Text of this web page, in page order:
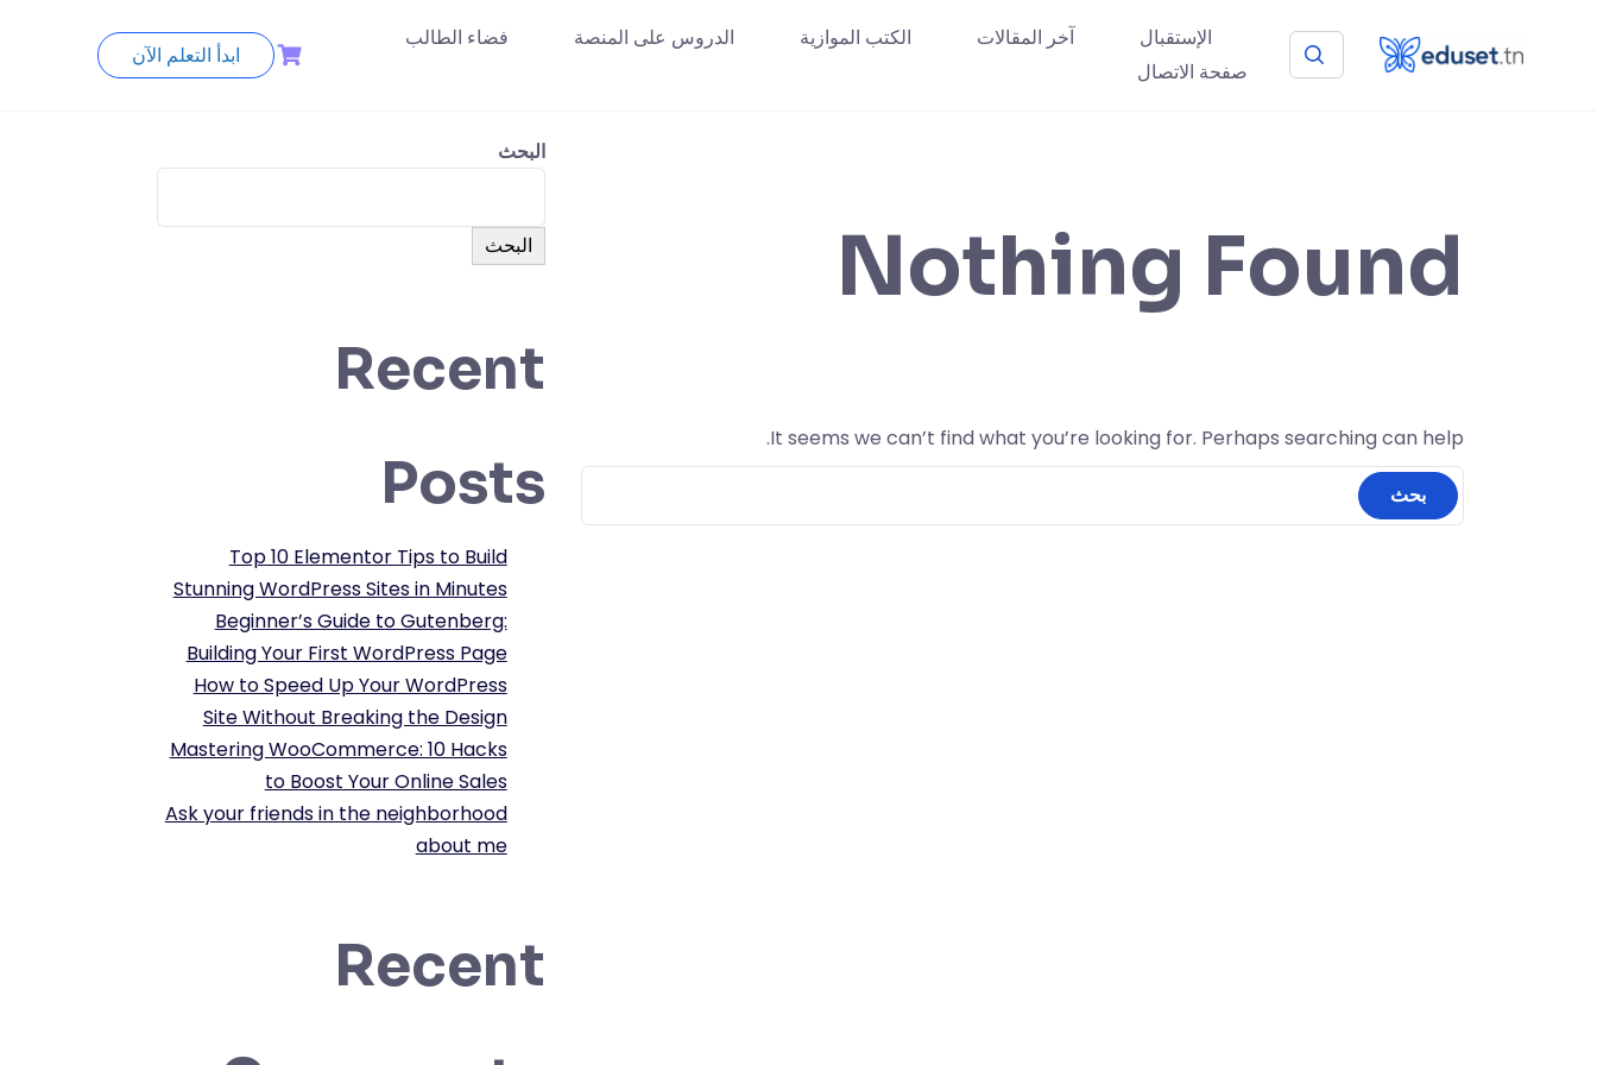
الإستقبال آخر المقالات الكتب الموازية الدروس على المنصة
فضاء الطالب
صفحة الاتصال
ابدأ التعلم الآن
Nothing Found
It seems we can’t find what you’re looking for. Perhaps searching can help.
البحث
البحث
Recent
Posts
Top 10 Elementor Tips to Build
Stunning WordPress Sites in Minutes
Beginner’s Guide to Gutenberg:
Building Your First WordPress Page
How to Speed Up Your WordPress
Site Without Breaking the Design
Mastering WooCommerce: 10 Hacks
to Boost Your Online Sales
Ask your friends in the neighborhood
about me
Recent